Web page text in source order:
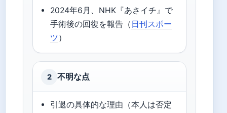
2024年6月、NHK『あさイチ』で
手術後の回復を報告（ 日刊スポー
ツ）
2 不明な点
引退の具体的な理由（本人は否定